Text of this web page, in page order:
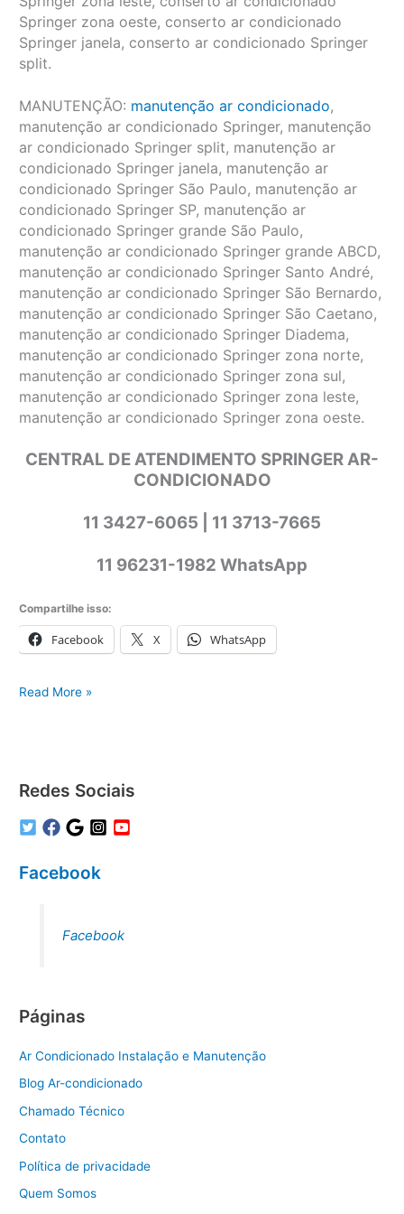
Springer zona oeste, conserto ar condicionado
Springer janela, conserto ar condicionado Springer
split.
MANUTENÇÃO: manutenção ar condicionado,
manutenção ar condicionado Springer, manutenção
ar condicionado Springer split, manutenção ar
condicionado Springer janela, manutenção ar
condicionado Springer São Paulo, manutenção ar
condicionado Springer SP, manutenção ar
condicionado Springer grande São Paulo,
manutenção ar condicionado Springer grande ABCD,
manutenção ar condicionado Springer Santo André,
manutenção ar condicionado Springer São Bernardo,
manutenção ar condicionado Springer São Caetano,
manutenção ar condicionado Springer Diadema,
manutenção ar condicionado Springer zona norte,
manutenção ar condicionado Springer zona sul,
manutenção ar condicionado Springer zona leste,
manutenção ar condicionado Springer zona oeste.
CENTRAL DE ATENDIMENTO SPRINGER AR-
CONDICIONADO
11 3427-6065 | 11 3713-7665
11 96231-1982 WhatsApp
Compartilhe isso:
Facebook X WhatsApp
Springer
Read More »
Redes Sociais
Facebook
Facebook
Páginas
Ar Condicionado Instalação e Manutenção
Blog Ar-condicionado
Chamado Técnico
Contato
Política de privacidade
Quem Somos